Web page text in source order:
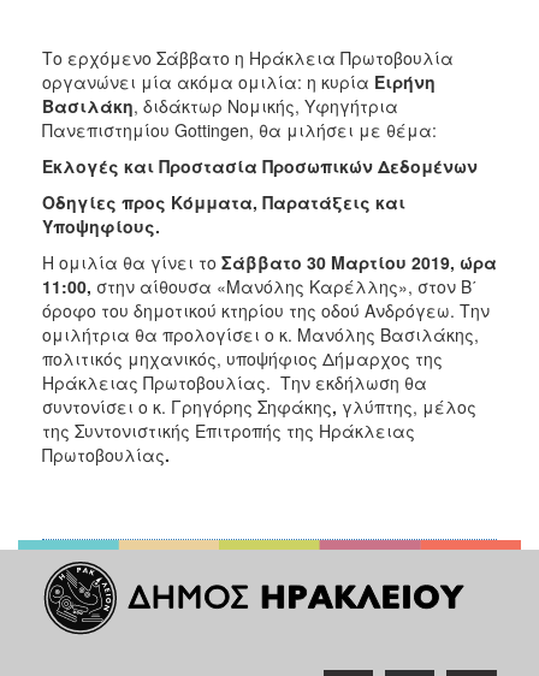
Το ερχόμενο Σάββατο η Ηράκλεια Πρωτοβουλία
οργανώνει μία ακόμα ομιλία: η κυρία Ειρήνη
Βασιλάκη, διδάκτωρ Νομικής, Υφηγήτρια
Πανεπιστημίου Gottingen, θα μιλήσει με θέμα:
Εκλογές και Προστασία Προσωπικών Δεδομένων
Οδηγίες προς Κόμματα, Παρατάξεις και
Υποψηφίους.
Η ομιλία θα γίνει το Σάββατο 30 Μαρτίου 2019, ώρα
11:00, στην αίθουσα «Μανόλης Καρέλλης», στον Β΄
όροφο του δημοτικού κτηρίου της οδού Ανδρόγεω. Την
ομιλήτρια θα προλογίσει ο κ. Μανόλης Βασιλάκης,
πολιτικός μηχανικός, υποψήφιος Δήμαρχος της
Ηράκλειας Πρωτοβουλίας. Tην εκδήλωση θα
συντονίσει ο κ. Γρηγόρης Σηφάκης, γλύπτης, μέλος
της Συντονιστικής Επιτροπής της Ηράκλειας
Πρωτοβουλίας.